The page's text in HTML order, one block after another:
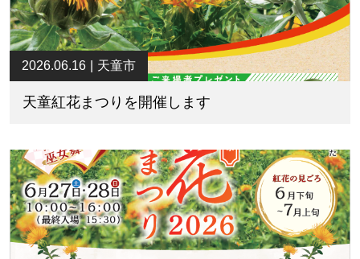
2026.06.16 天童市
天童紅花まつりを開催します